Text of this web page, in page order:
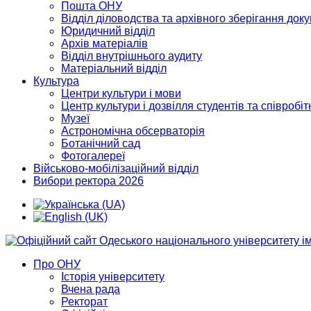
Пошта ОНУ
Відділ діловодства та архівного зберігання
Юридичний відділ
Архів матеріалів
Відділ внутрішнього аудиту
Матеріальний відділ
Культура
Центри культури і мови
Центр культури і дозвілля студентів та
Музеї
Астрономічна обсерваторія
Ботанічний сад
Фотогалереї
Військово-мобілізаційний відділ
Вибори ректора 2026
Про ОНУ
Історія університету
Вчена рада
Ректорат